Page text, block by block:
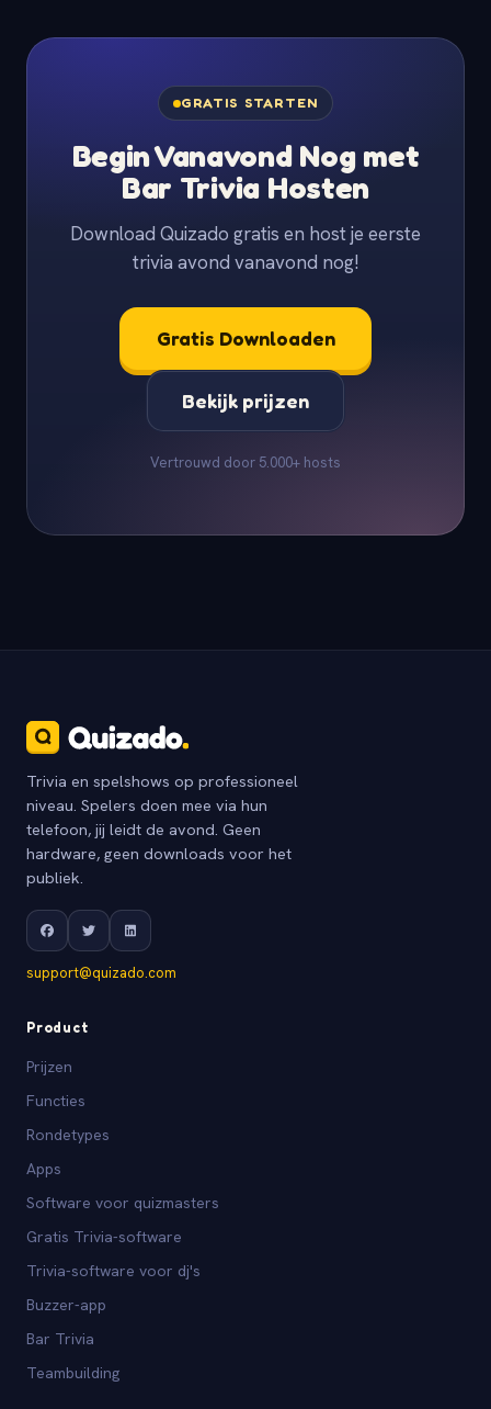
GRATIS STARTEN
Begin Vanavond Nog met
Bar Trivia Hosten
Download Quizado gratis en host je eerste
trivia avond vanavond nog!
Gratis Downloaden
Bekijk prijzen
Vertrouwd door 5.000+ hosts
Trivia en spelshows op professioneel
niveau. Spelers doen mee via hun
telefoon, jij leidt de avond. Geen
hardware, geen downloads voor het
publiek.
support@quizado.com
Product
Prijzen
Functies
Rondetypes
Apps
Software voor quizmasters
Gratis Trivia-software
Trivia-software voor dj's
Buzzer-app
Bar Trivia
Teambuilding